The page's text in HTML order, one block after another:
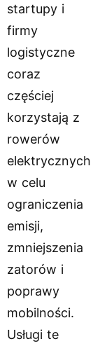
startupy i
firmy
logistyczne
coraz
częściej
korzystają z
rowerów
elektrycznych
w celu
ograniczenia
emisji,
zmniejszenia
zatorów i
poprawy
mobilności.
Usługi te